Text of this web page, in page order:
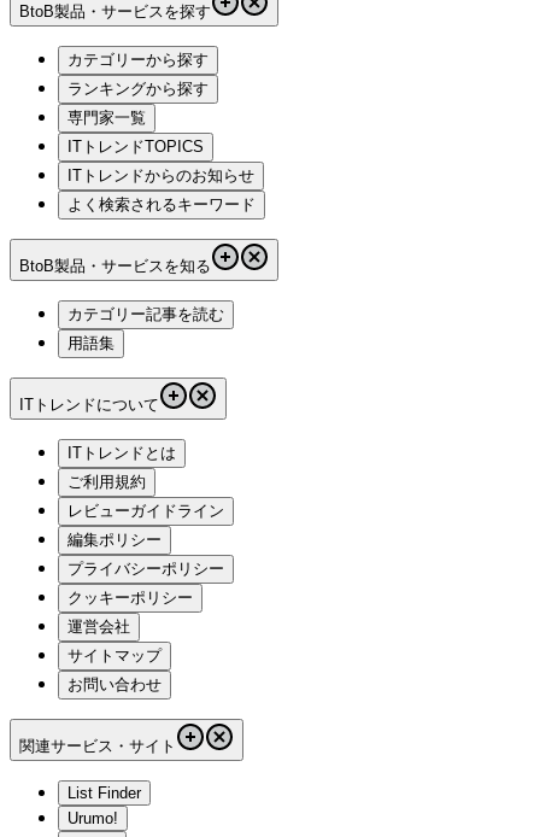
BtoB製品・サービスを探す
カテゴリーから探す
ランキングから探す
専門家一覧
ITトレンドTOPICS
ITトレンドからのお知らせ
よく検索されるキーワード
BtoB製品・サービスを知る
カテゴリー記事を読む
用語集
ITトレンドについて
ITトレンドとは
ご利用規約
レビューガイドライン
編集ポリシー
プライバシーポリシー
クッキーポリシー
運営会社
サイトマップ
お問い合わせ
関連サービス・サイト
List Finder
Urumo!